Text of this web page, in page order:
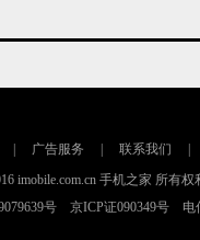
广告服务 联系我们
imobile.com.cn 手机之家 所有权
号 京ICP证090349号 电